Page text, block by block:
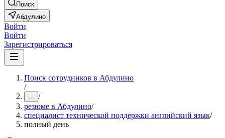
Поиск
Абдулино
Войти
Войти
Зарегистрироваться
Поиск сотрудников в Абдулино
/
... /
резюме в Абдулино/
специалист технической поддержки английский язык/
полный день